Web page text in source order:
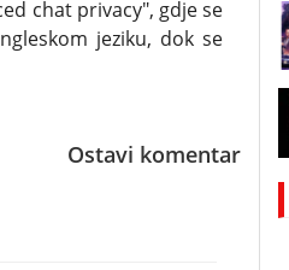
chat privacy", gdje se
jeziku, dok se
Ostavi komentar